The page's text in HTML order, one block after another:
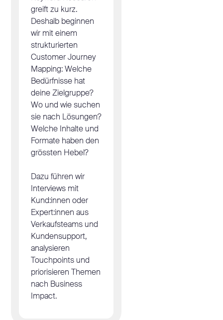
greift zu kurz.
Deshalb beginnen
wir mit einem
strukturierten
Customer Journey
Mapping: Welche
Bedürfnisse hat
deine Zielgruppe?
Wo und wie suchen
sie nach Lösungen?
Welche Inhalte und
Formate haben den
grössten Hebel?
Dazu führen wir
Interviews mit
Kund:innen oder
Expert:innen aus
Verkaufsteams und
Kundensupport,
analysieren
Touchpoints und
priorisieren Themen
nach Business
Impact.